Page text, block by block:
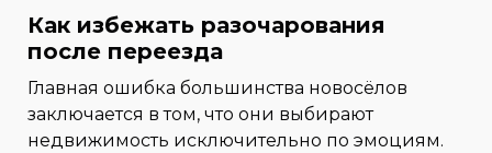
Как избежать разочарования
после переезда
Главная ошибка большинства новосёлов
заключается в том, что они выбирают
недвижимость исключительно по эмоциям.